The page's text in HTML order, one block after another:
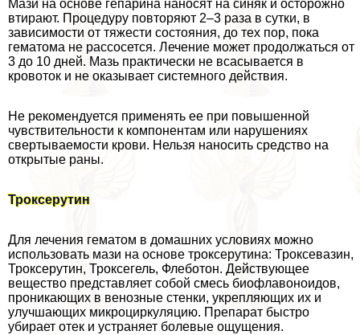
Мази на основе гепарина наносят на синяк и осторожно
втирают. Процедуру повторяют 2–3 раза в сутки, в
зависимости от тяжести состояния, до тех пор, пока
гематома не рассосется. Лечение может продолжаться от
3 до 10 дней. Мазь пpaктически не всасывается в
кровоток и не оказывает системного действия.
Не рекомендуется применять ее при повышенной
чувствительности к компонентам или нарушениях
свертываемости крови. Нельзя наносить средство на
открытые раны.
Троксерутин
Для лечения гематом в домашних условиях можно
использовать мази на основе троксерутина: Троксевазин,
Троксерутин, Троксегель, Флеботон. Действующее
вещество представляет собой смесь биофлавоноидов,
проникающих в венозные стенки, укрепляющих их и
улучшающих микроциркуляцию. Препарат быстро
убирает отек и устраняет болевые ощущения.